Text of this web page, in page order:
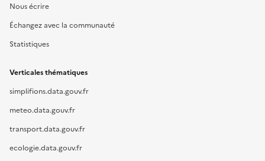
Nous écrire
Échangez avec la communauté
Statistiques
Verticales thématiques
simplifions.data.gouv.fr
meteo.data.gouv.fr
transport.data.gouv.fr
ecologie.data.gouv.fr